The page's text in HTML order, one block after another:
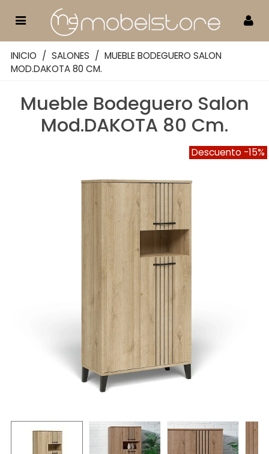
INICIO / SALONES / MUEBLE BODEGUERO SALON
MOD.DAKOTA 80 CM.
Mueble Bodeguero Salon
Mod.DAKOTA 80 Cm.
Descuento -15%